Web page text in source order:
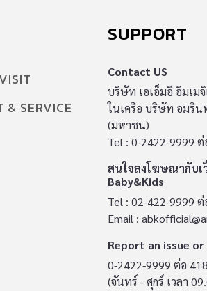
& SERVICE
SUPPORT
Contact US
บริษัท เอเอ็มอี อิมเม
ในเครือ บริษัท อมริน
(มหาชน)
Tel : 0-2422-9999
สนใจลงโฆษณากับเ
Baby&Kids
Tel : 02-422-9999
Email :
Report an issue
0-2422-9999 ต่อ
(จันทร์ - ศุกร์ เวลา